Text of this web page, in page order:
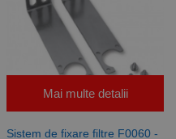
Mai multe detalii
Sistem de fixare filtre F0060 -